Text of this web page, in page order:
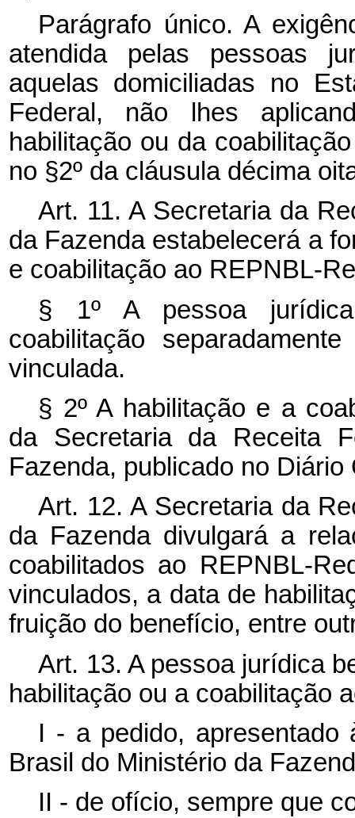
Parágrafo único. A
atendida pelas pessoas
aquelas domiciliadas no
Federal, não lhes
habilitação ou da
no §2º da cláusula décima
Art. 11. A Secretaria da
da Fazenda estabelecerá a
e coabilitação ao REPNBL-
§ 1º A pessoa
coabilitação
vinculada.
§ 2º A habilitação e a
da Secretaria da Receita
Fazenda, publicado no Diário
Art. 12. A Secretaria da
da Fazenda divulgará a
coabilitados ao REPNBL-
vinculados, a data de
fruição do benefício, entre
Art. 13. A pessoa jurídica
habilitação ou a coabilitação
I - a pedido, apresentado
Brasil do Ministério da
II - de ofício, sempre que